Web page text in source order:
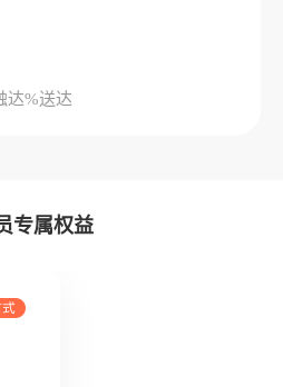
达%送达
专属权益